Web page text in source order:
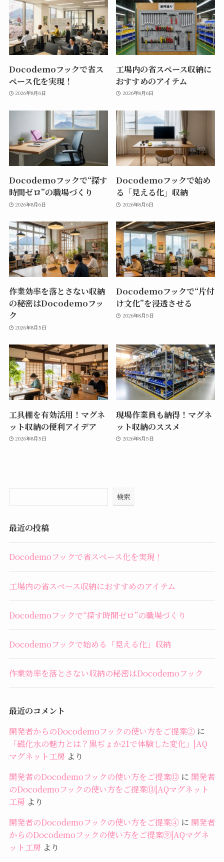
Docodemoフックで省ス
ペース化を実現！
2026年8月6日
工場内の省スペース収納に
おすすめのアイテム
2026年8月6日
Docodemoフックで“探す
時間ゼロ”の職場づくり
2026年8月6日
Docodemoフックで始め
る「見える化」収納
2026年8月6日
作業効率を落とさない収納
の秘密はDocodemoフッ
ク
2026年8月5日
Docodemoフックで“片付
け文化”を浸透させる
2026年8月5日
工具棚を有効活用！マグネ
ット収納の便利アイデア
2026年8月5日
現場作業員も納得！マグネ
ット収納のススメ
2026年8月5日
検索
最近の投稿
Docodemoフックで省スペース化を実現！
工場内の省スペース収納におすすめのアイテム
Docodemoフックで“探す時間ゼロ”の職場づくり
Docodemoフックで始める「見える化」収納
作業効率を落とさない収納の秘密はDocodemoフック
最近のコメント
開発者からのDocodemoフックの使い方をご提案②に
「磁化水の魅力とは？黒ぢょか21で体験した変化」|AQ
マグネット工房 より
開発者のDocodemoフックの使い方をご提案⑫に 開発者
のDocodemoフックの使い方をご提案⑬|AQマグネット
工房 より
開発者のDocodemoフックの使い方をご提案④に 開発者
からのDocodemoフックの使い方をご提案⑨|AQマグネ
ット工房 より